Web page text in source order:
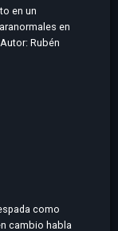
en un
en
Rubén
como
cambio habla